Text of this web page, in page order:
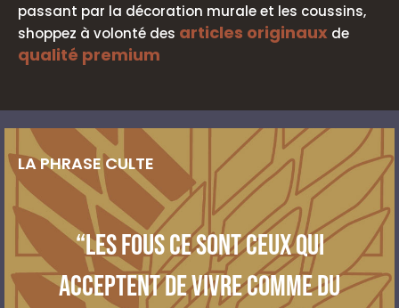
passant par la décoration murale et les coussins,
shoppez à volonté des articles originaux de
qualité premium
LA PHRASE CULTE
“Les fous ce sont ceux qui
acceptent de vivre comme du